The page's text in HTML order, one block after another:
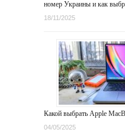
номер Украины и как
18/11/2025
Какой выбрать Apple
04/05/2025